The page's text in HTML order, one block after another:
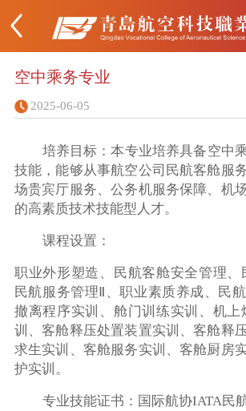
空中乘务专业
2025-06-05
培养目标：本专业培养具备空中
技能，能够从事航空公司民航客舱服
场贵宾厅服务、公务机服务保障、机
的高素质技术技能型人才。
课程设置：
职业外形塑造、民航客舱安全管理、
民航服务管理Ⅱ、职业素质养成、民
撤离程序实训、舱门训练实训、机上
训、客舱释压处置装置实训、客舱释
求生实训、客舱服务实训、客舱厨房
护实训。
专业技能证书：国际航协IATA民